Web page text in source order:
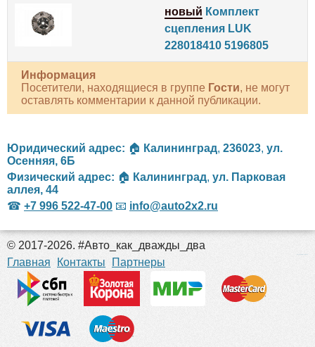
новый Комплект
сцепления LUK
228018410 5196805
Информация
Посетители, находящиеся в группе Гости, не могут
оставлять комментарии к данной публикации.
Юридический адрес: 🏠 Калининград, 236023, ул.
Осенняя, 6Б
Физический адрес: 🏠 Калининград, ул. Парковая
аллея, 44
☎ +7 996 522-47-00 📧 info@auto2x2.ru
© 2017-2026. #Авто_как_дважды_два
Главная
Контакты Партнеры